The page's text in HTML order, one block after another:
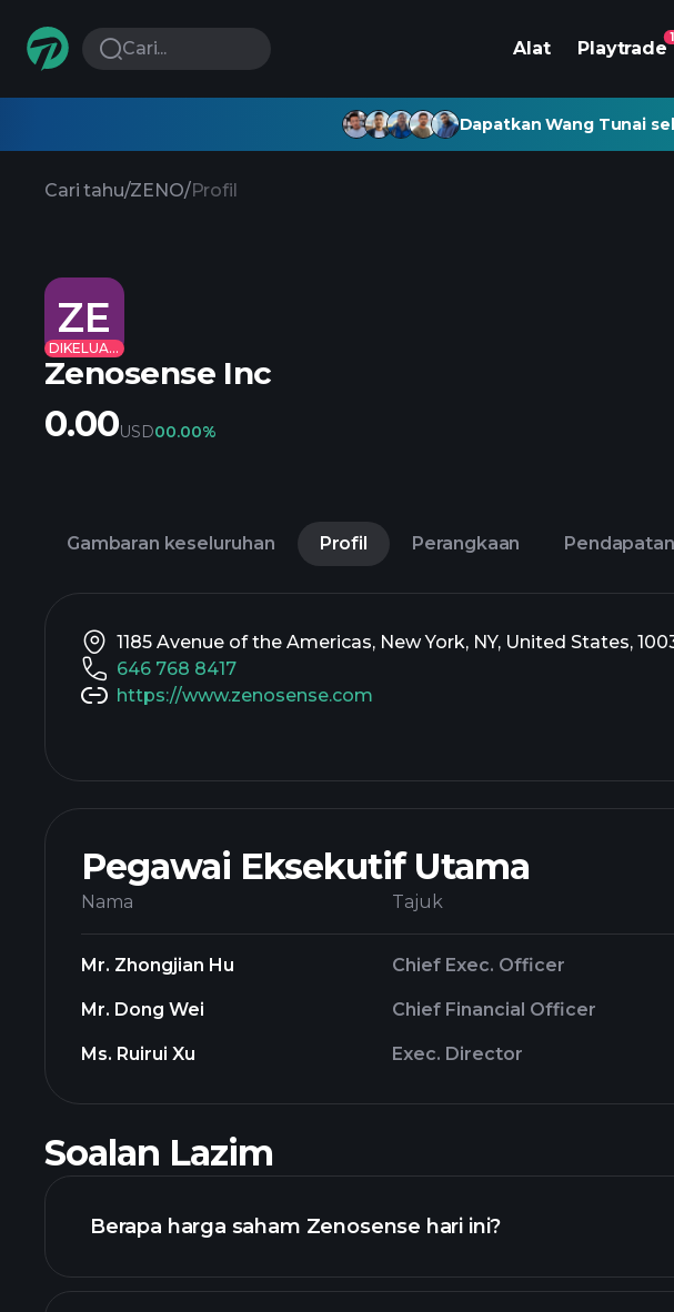
Cari... Alat Playtrade
1
Dapatkan Wang Tunai
Cari tahu/ZENO/Profil
ZE
DIKELUARKAN
Zenosense Inc
0.00USD00.00%
Gambaran keseluruhan Profil Perangkaan Pendapatan
1185 Avenue of the Americas, New York, NY, United States,
646 768 8417
https://www.zenosense.com
Pegawai Eksekutif Utama
Nama Tajuk
Mr. Zhongjian Hu Chief Exec. Officer
Mr. Dong Wei Chief Financial Officer
Ms. Ruirui Xu Exec. Director
Soalan Lazim
Berapa harga saham Zenosense hari ini?